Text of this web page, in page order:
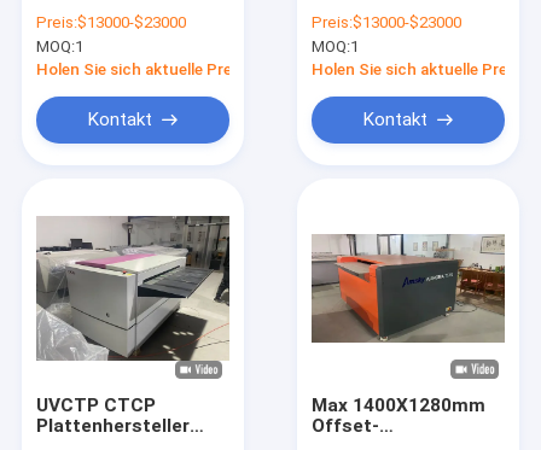
Produkte
VR-Show
Über uns
Preis:$13000-$23000
MOQ:1
Holen Sie sich aktuelle Preis
Kontakt
hohe Präzision
Preis:$13000-$23000
MOQ:1
Holen Sie sich aktuelle Preis
Kontakt
UVCTP CTCP
Plattenhersteller
Max 1400X1280mm
Offset-